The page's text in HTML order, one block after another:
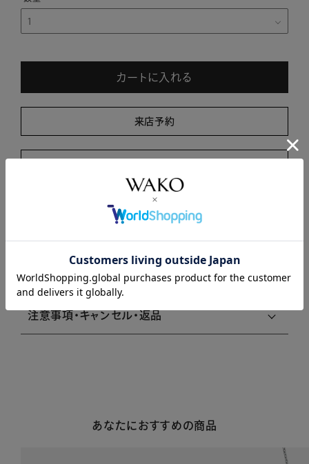
カートに入れる
来店予約
商品説明
商品詳細
注意事項・キャンセル・返品
あなたにおすすめの商品